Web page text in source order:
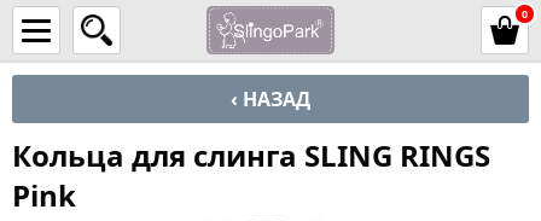
0
‹ НАЗАД
Кольца для слинга SLING RINGS
Pink